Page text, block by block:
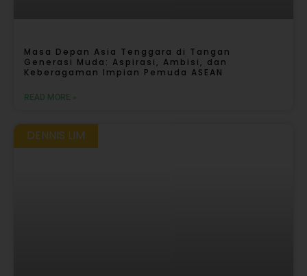
Masa Depan Asia Tenggara di Tangan
Generasi Muda: Aspirasi, Ambisi, dan
Keberagaman Impian Pemuda ASEAN
READ MORE »
DENNIS LIM